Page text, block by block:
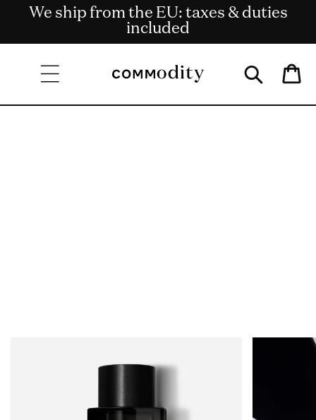
Skip to content
Gratis Bezorging bij bestellingen van €
135 en meer.
We ship from the EU: taxes & duties
included
Get rewards for shopping with
Commodity.Circle
Bag